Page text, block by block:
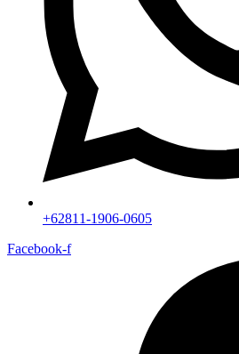
+62811-1906-0605
Facebook-f